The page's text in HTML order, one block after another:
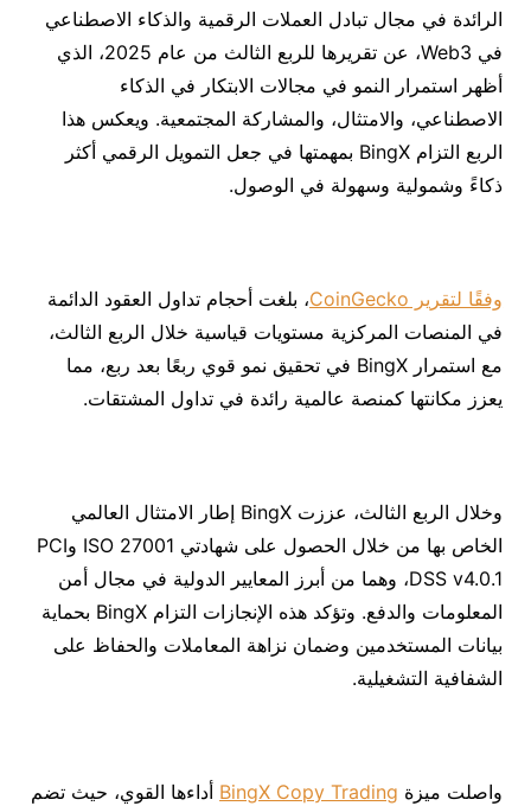
الرائدة في مجال تبادل العملات الرقمية والذكاء الاصطناعي
في Web3، عن تقريرها للربع الثالث من عام 2025، الذي
أظهر استمرار النمو في مجالات الابتكار في الذكاء
الاصطناعي، والامتثال، والمشاركة المجتمعية. ويعكس هذا
الربع التزام BingX بمهمتها في جعل التمويل الرقمي أكثر
ذكاءً وشمولية وسهولة في الوصول.
وفقًا لتقرير CoinGecko
، بلغت أحجام تداول العقود الدائمة
في المنصات المركزية مستويات قياسية خلال الربع الثالث،
مع استمرار BingX في تحقيق نمو قوي ربعًا بعد ربع، مما
يعزز مكانتها كمنصة عالمية رائدة في تداول المشتقات.
وخلال الربع الثالث، عززت BingX إطار الامتثال العالمي
الخاص بها من خلال الحصول على شهادتي ISO 27001 وPCI
DSS v4.0.1، وهما من أبرز المعايير الدولية في مجال أمن
المعلومات والدفع. وتؤكد هذه الإنجازات التزام BingX بحماية
بيانات المستخدمين وضمان نزاهة المعاملات والحفاظ على
الشفافية التشغيلية.
واصلت ميزة BingX Copy Trading أداءها القوي، حيث تضم